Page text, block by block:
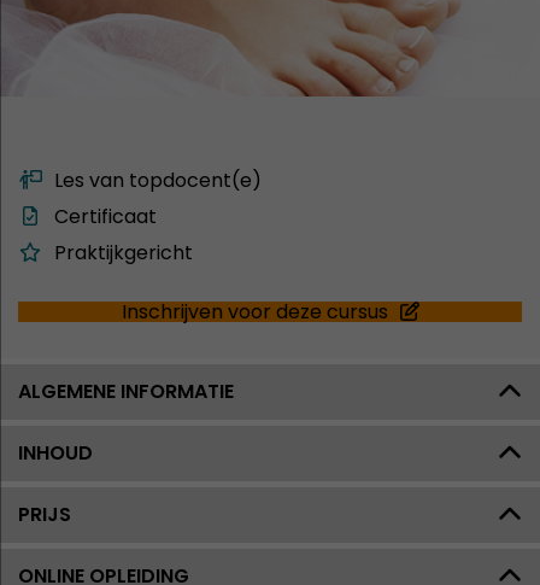
Les van topdocent(e)
Certificaat
Praktijkgericht
Inschrijven voor deze cursus
ALGEMENE INFORMATIE
INHOUD
PRIJS
ONLINE OPLEIDING